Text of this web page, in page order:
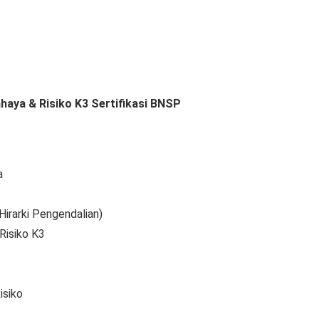
& Risiko K3 Sertifikasi BNSP
Pengendalian)
K3